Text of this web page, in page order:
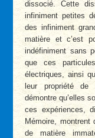
dissocié. Cette
infiniment petites
des infiniment
matière et c’est
indéfiniment sans
que ces
électriques, ainsi
leur propriété de
démontre qu’elles
ces expériences,
Mémoire,
de matière